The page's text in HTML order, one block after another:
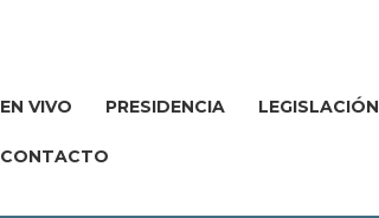
EN VIVO PRESIDENCIA LEGISLACIÓN
CONTACTO